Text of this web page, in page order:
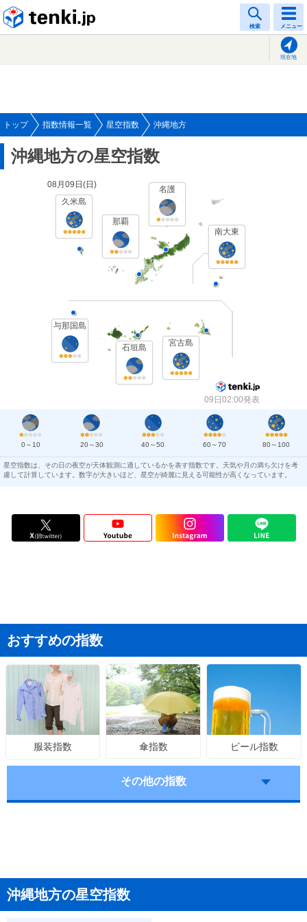
検索 メニュー
現在地
トップ 指数情報一覧 星空指数 沖縄地方
沖縄地方の星空指数
08月09日(日 )
那覇
石垣島
名護
宮古島
南大東
久米島
与那国島
09日02:00発表
0～10 20～30 40～50 60～70 80～100
星空指数は、その日の夜空が天体観測に適しているかを表す指数です。天気や月の満ち欠けを考
慮して計算しています。数字が大きいほど、星空が綺麗に見える可能性が高くなっています。
おすすめの指数
服装指数 傘指数 ビール指数
その他の指数
沖縄地方の星空指数